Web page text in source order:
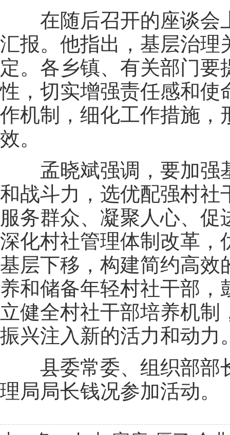
在随后召开的座谈会
汇报。他指出，基层治理
定。各乡镇、有关部门
性，切实增强责任感和使
作机制，细化工作措施，
效。
孟晓斌强调，要加强
和战斗力，选优配强村社
服务群众、凝聚人心、
深化村社管理体制改革，
基层下移，构建简约高效
养和储备年轻村社干部
立健全村社干部培养机
振兴注入新的活力和动力
县委常委、组织部部
理局局长钱况参加活动。